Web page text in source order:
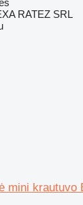
RATEZ SRL
mini krautuvo